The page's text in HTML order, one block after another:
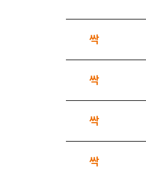
싹
싹
싹
싹